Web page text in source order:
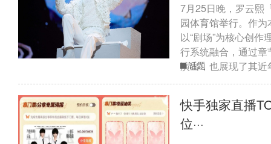
7月25日晚，罗云熙
园体育馆举行。作
以“剧场”为核心创
行系统融合，通过
演出，也展现了其近
话题
快手独家直播
位···